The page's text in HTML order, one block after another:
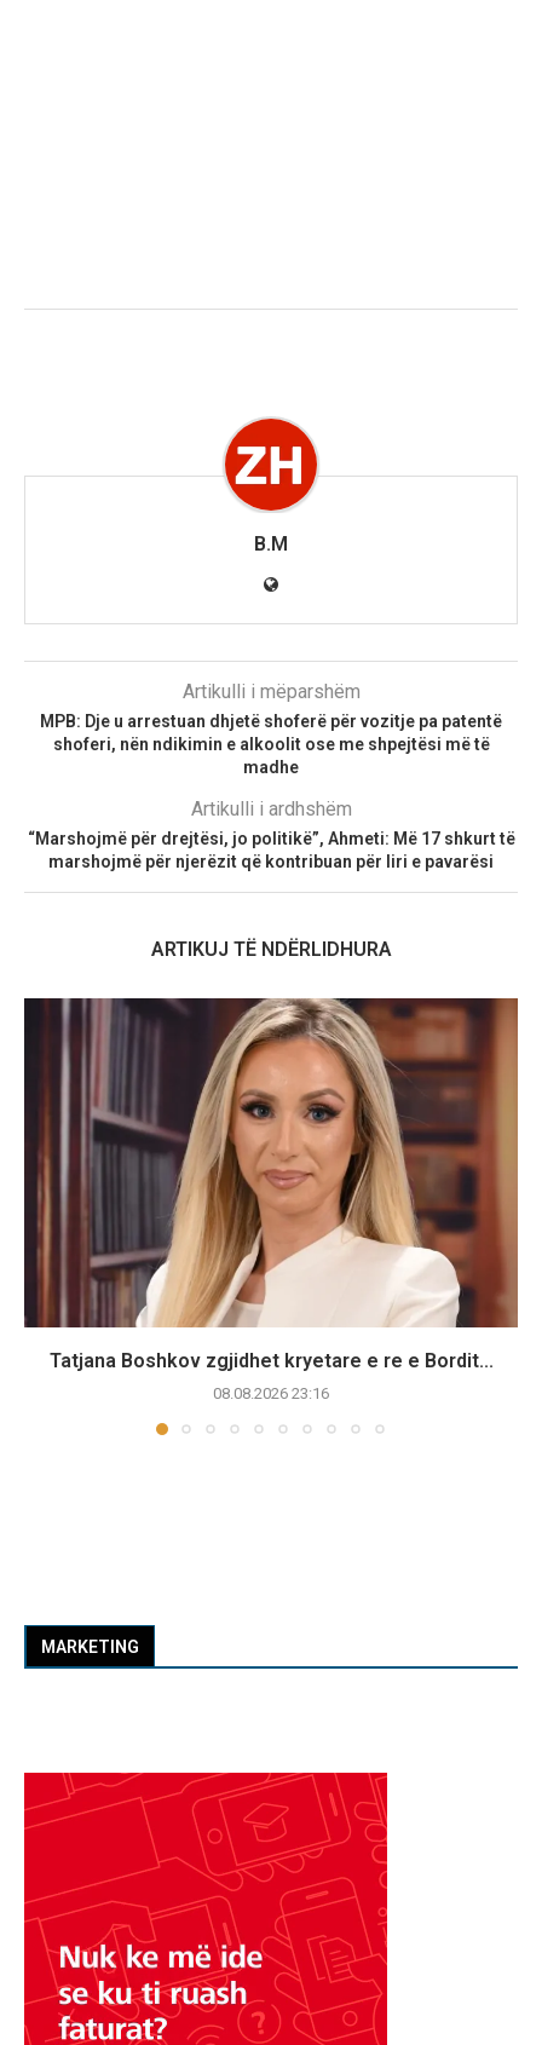
B.M
Artikulli i mëparshëm
MPB: Dje u arrestuan dhjetë shoferë për vozitje pa patentë
shoferi, nën ndikimin e alkoolit ose me shpejtësi më të
madhe
Artikulli i ardhshëm
“Marshojmë për drejtësi, jo politikë”, Ahmeti: Më 17 shkurt të
marshojmë për njerëzit që kontribuan për liri e pavarësi
ARTIKUJ TË NDËRLIDHURA
Tatjana Boshkov zgjidhet kryetare e re e Bordit...
08.08.2026 23:16
MARKETING